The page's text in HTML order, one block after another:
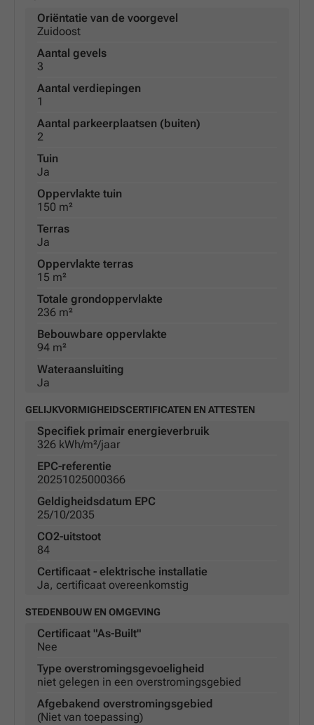
Oriëntatie van de voorgevel
Zuidoost
Aantal gevels
3
Aantal verdiepingen
1
Aantal parkeerplaatsen (buiten)
2
Tuin
Ja
Oppervlakte tuin
150 m²
Terras
Ja
Oppervlakte terras
15 m²
Totale grondoppervlakte
236 m²
Bebouwbare oppervlakte
94 m²
Wateraansluiting
Ja
GELIJKVORMIGHEIDSCERTIFICATEN EN ATTESTEN
Specifiek primair energieverbruik
326 kWh/m²/jaar
EPC-referentie
20251025000366
Geldigheidsdatum EPC
25/10/2035
CO2-uitstoot
84
Certificaat - elektrische installatie
Ja, certificaat overeenkomstig
STEDENBOUW EN OMGEVING
Certificaat "As-Built"
Nee
Type overstromingsgevoeligheid
niet gelegen in een overstromingsgebied
Afgebakend overstromingsgebied
(Niet van toepassing)